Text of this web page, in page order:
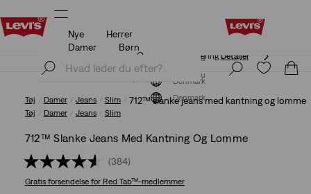
Opdateret politik for levering og returnering
Tilmeld dig nu
Denmark
Nye
Herrer
Damer
Børn
Opdateret politik for levering og returnering Detaljer
Tilmeld dig nu
Denmark
Tøj Damer Jeans Slim 712™ slanke jeans med kantning og lomme
Tøj Damer Jeans Slim
712™ Slanke Jeans Med Kantning Og Lomme
(384)
Gratis forsendelsefor Red Tab™-medlemmer